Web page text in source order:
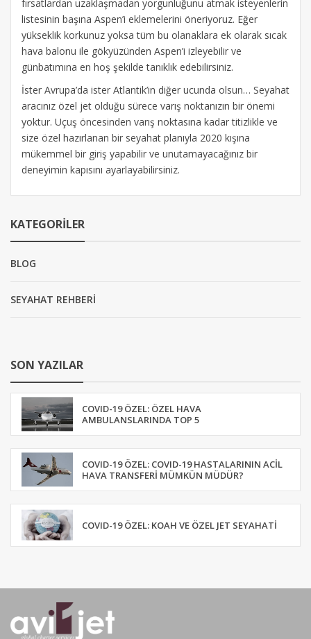
fırsatlardan uzaklaşmadan yorgunluğunu atmak isteyenlerin
listesinin başına Aspen’i eklemelerini öneriyoruz. Eğer
yükseklik korkunuz yoksa tüm bu olanaklara ek olarak sıcak
hava balonu ile gökyüzünden Aspen’i izleyebilir ve
günbatımına en hoş şekilde tanıklık edebilirsiniz.
İster Avrupa’da ister Atlantik’in diğer ucunda olsun… Seyahat
aracınız özel jet olduğu sürece varış noktanızın bir önemi
yoktur. Uçuş öncesinden varış noktasına kadar titizlikle ve
size özel hazırlanan bir seyahat planıyla 2020 kışına
mükemmel bir giriş yapabilir ve unutamayacağınız bir
deneyimin kapısını ayarlayabilirsiniz.
KATEGORILER
BLOG
SEYAHAT REHBERİ
SON YAZILAR
COVID-19 ÖZEL: ÖZEL HAVA
AMBULANSLARINDA TOP 5
COVID-19 ÖZEL: COVID-19 HASTALARININ ACIL
HAVA TRANSFERI MÜMKÜN MÜDÜR?
COVID-19 ÖZEL: KOAH VE ÖZEL JET SEYAHATI